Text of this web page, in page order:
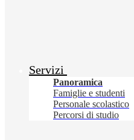
Servizi
Panoramica
Famiglie e studenti
Personale scolastico
Percorsi di studio